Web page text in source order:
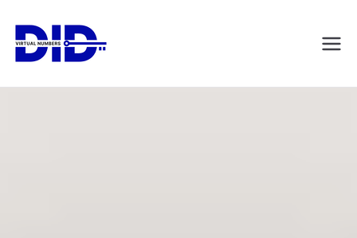
Inhalt
springen
DIDVirtualNumb